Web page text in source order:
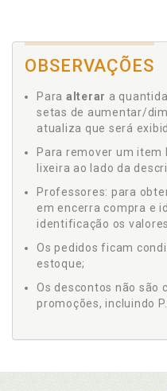
OBSERVAÇÕES
Para alterar a
setas de aumentar/
atualiza que será
Para remover um item
lixeira ao lado da
Professores: para
em encerra compra e
identificação os
Os pedidos ficam
estoque;
Os descontos não são
promoções, incluindo